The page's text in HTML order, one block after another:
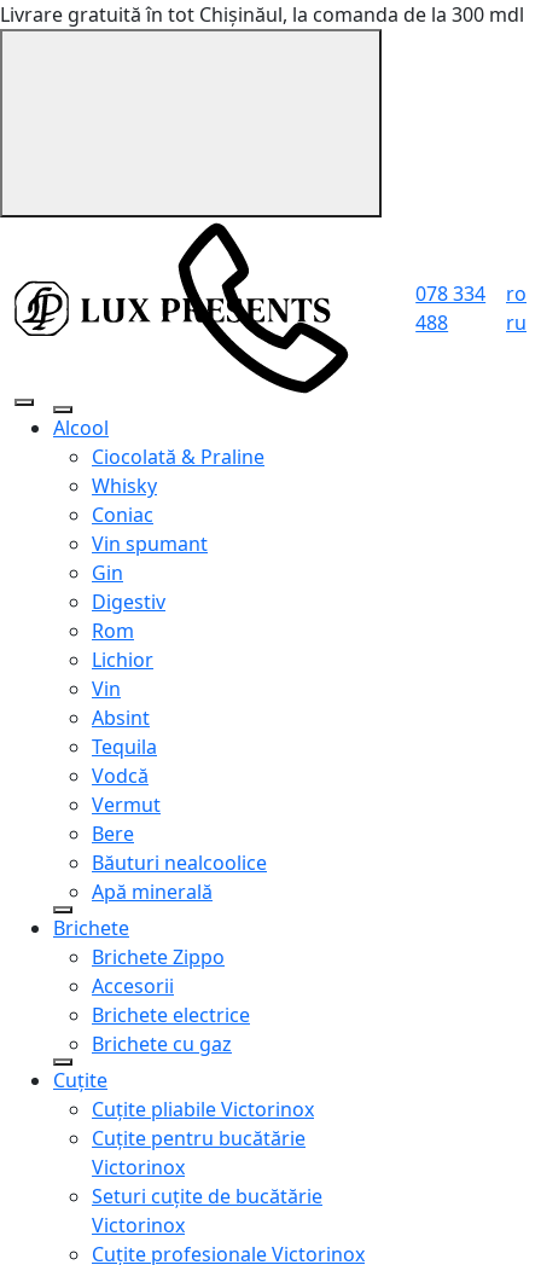
Livrare gratuită în tot Chișinăul, la comanda de la 300 mdl
078 334
488
ro
ru
Alcool
Ciocolată & Praline
Whisky
Coniac
Vin spumant
Gin
Digestiv
Rom
Lichior
Vin
Absint
Tequila
Vodcă
Vermut
Bere
Băuturi nealcoolice
Apă minerală
Brichete
Brichete Zippo
Accesorii
Brichete electrice
Brichete cu gaz
Cuțite
Cuțite pliabile Victorinox
Cuțite pentru bucătărie
Victorinox
Seturi cuțite de bucătărie
Victorinox
Cuțite profesionale Victorinox